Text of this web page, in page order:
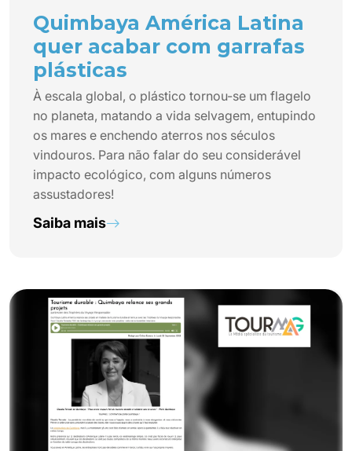
Quimbaya América Latina
quer acabar com garrafas
plásticas
À escala global, o plástico tornou-se um flagelo
no planeta, matando a vida selvagem, entupindo
os mares e enchendo aterros nos séculos
vindouros. Para não falar do seu considerável
impacto ecológico, com alguns números
assustadores!
Saiba mais